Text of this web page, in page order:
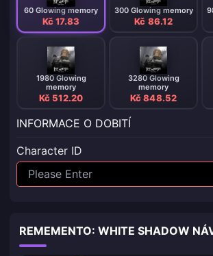
60 Glowing memory
Kč 17.83
300 Glowing memory
Kč 86.12
1980 Glowing
memory
Kč 512.20
3280 Glowing
memory
Kč 848.52
INFORMACE O DOBITÍ
Character ID
REMEMENTO: WHITE SHADOW